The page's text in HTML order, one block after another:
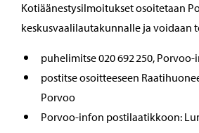
Kotiäänestysilmoitukset osoitetaan
keskusvaalilautakunnalle ja voidaan
puhelimitse 020 692 250,
postitse osoitteeseen
Porvoo
Porvoo-infon postilaatikkoon: